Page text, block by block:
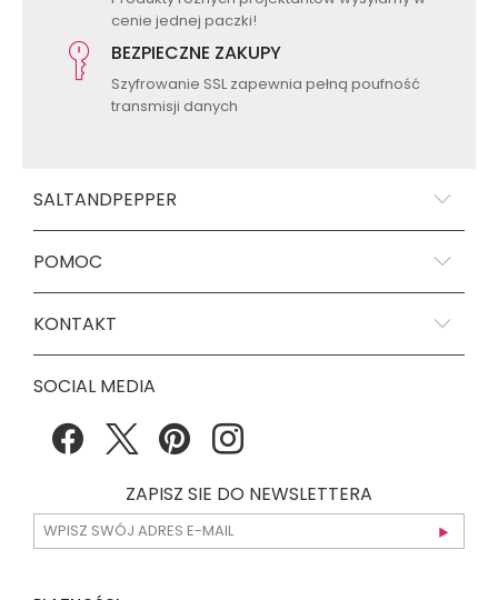
cenie jednej paczki!
BEZPIECZNE ZAKUPY
Szyfrowanie SSL zapewnia pełną poufność
transmisji danych
SALTANDPEPPER
POMOC
KONTAKT
SOCIAL MEDIA
ZAPISZ SIE DO NEWSLETTERA